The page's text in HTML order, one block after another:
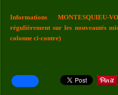
Informations MONTESQUIEU-
régulièrement sur les nouveautés
colonne ci-contre)